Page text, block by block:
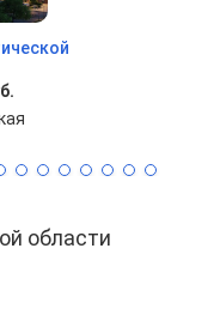
области